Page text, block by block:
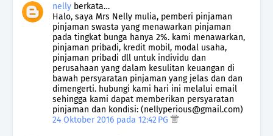
nelly berkata…
Halo, saya Mrs Nelly mulia, pemberi pinjaman
pinjaman swasta yang menawarkan pinjaman
pada tingkat bunga hanya 2%. kami menawarkan,
pinjaman pribadi, kredit mobil, modal usaha,
pinjaman pribadi dll untuk individu dan
perusahaan yang dalam kesulitan keuangan di
bawah persyaratan pinjaman yang jelas dan dan
dimengerti. hubungi kami hari ini melalui email
sehingga kami dapat memberikan persyaratan
pinjaman dan kondisi: (nellyperious@gmail.com)
24 Oktober 2016 pada 12:42 PG